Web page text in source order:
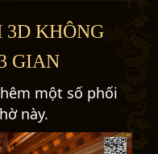
3D KHÔNG
GIAN
một số phối
này.